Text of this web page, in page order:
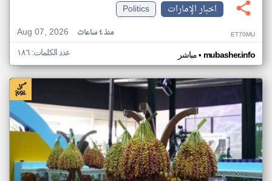
اخبار الإمارات
Politics
Aug 07, 2026
منذ ٤ ساعات ET70MU
مباشر• mubasher.info عدد الكلمات: ١٨٦